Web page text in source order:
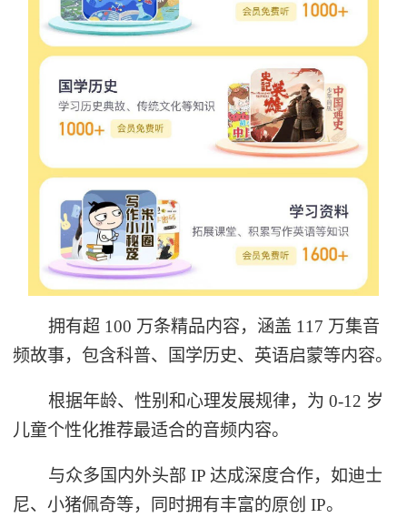
拥有超 100 万条精品内容，涵盖 117 万集音
频故事，包含科普、国学历史、英语启蒙等内容。
根据年龄、性别和心理发展规律，为 0-12 岁
儿童个性化推荐最适合的音频内容。
与众多国内外头部 IP 达成深度合作，如迪士
尼、小猪佩奇等，同时拥有丰富的原创 IP。